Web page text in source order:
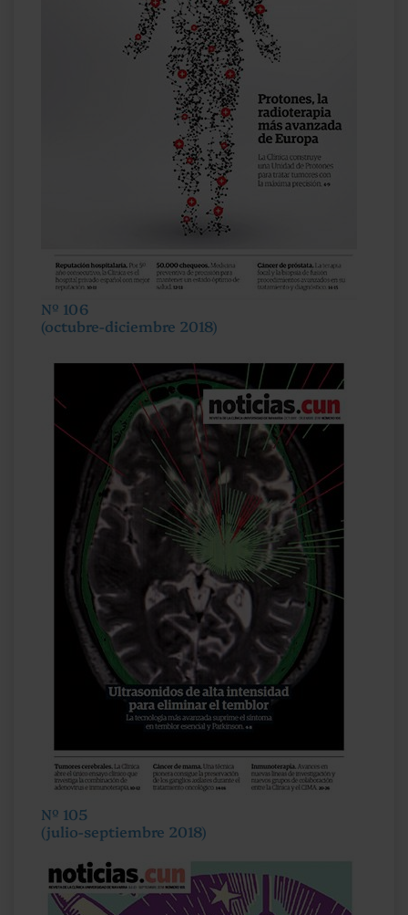
Nº 106
(octubre-diciembre 2018)
Nº 105
(julio-septiembre 2018)